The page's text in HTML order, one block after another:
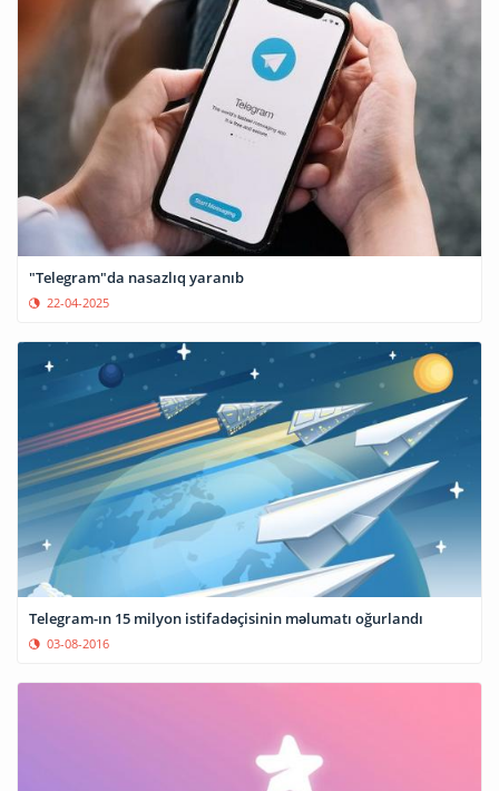
"Telegram"da nasazlıq yaranıb
22-04-2025
Telegram-ın 15 milyon istifadəçisinin məlumatı oğurlandı
03-08-2016